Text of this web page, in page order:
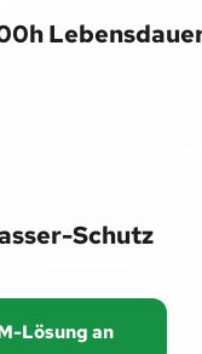
Schutz
Lösung an